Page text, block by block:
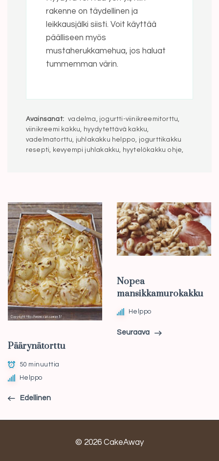
rakenne on täydellinen ja
leikkausjälki siisti. Voit käyttää
päälliseen myös
mustaherukkamehua, jos haluat
tummemman värin.
Avainsanat: vadelma, jogurtti-viinikreemitorttu,
viinikreemi kakku, hyydytettävä kakku,
vadelmatorttu, juhlakakku helppo, jogurttikakku
resepti, kevyempi juhlakakku, hyytelökakku ohje,
Päärynätorttu
50 minuuttia
Helppo
Edellinen
Nopea
mansikkamurokakku
Helppo
Seuraava
© 2026 CakeAway